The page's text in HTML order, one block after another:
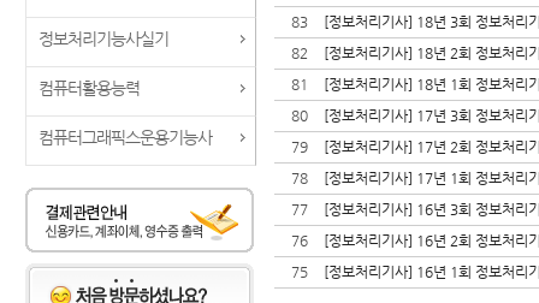
정보처리기능사실기
컴퓨터활용능력
컴퓨터그래픽스운용기능사
83
[정보처리기사] 18년 3회 정보처리
82
[정보처리기사] 18년 2회 정보처리
81
[정보처리기사] 18년 1회 정보처리
80
[정보처리기사] 17년 3회 정보처리
79
[정보처리기사] 17년 2회 정보처리
78
[정보처리기사] 17년 1회 정보처리
77
[정보처리기사] 16년 3회 정보처리
76
[정보처리기사] 16년 2회 정보처리
75
[정보처리기사] 16년 1회 정보처리